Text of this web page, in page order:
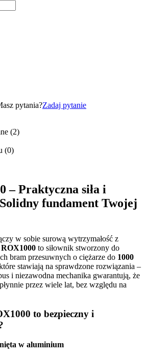
pytania?Zadaj pytanie
(2)
(0)
– Praktyczna siła i
fundament Twojej
w sobie surową wytrzymałość z
to siłownik stworzony do
bram przesuwnych o ciężarze do 1000
stawiają na sprawdzone rozwiązania –
i niezawodna mechanika gwarantują, że
przez wiele lat, bez względu na
to bezpieczny i
w aluminium